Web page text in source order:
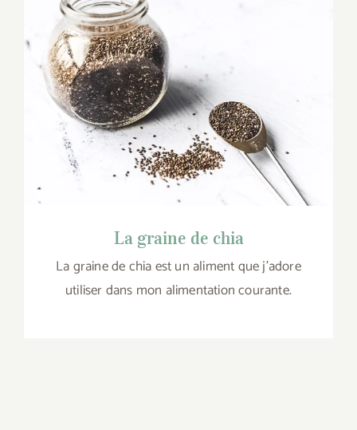
La graine de chia
La graine de chia
La graine de chia est un aliment que j’adore
utiliser dans mon alimentation courante.